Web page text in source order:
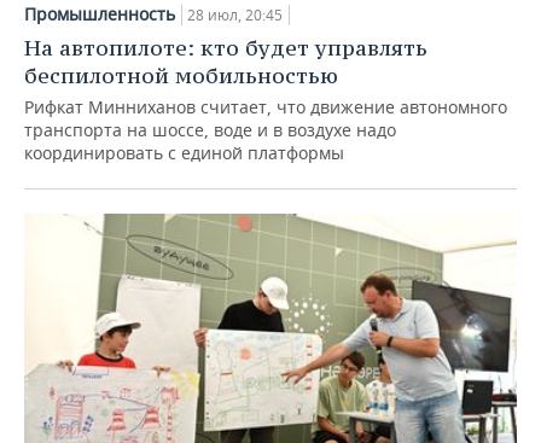
Промышленность 28 июл, 20:45
На автопилоте: кто будет управлять
беспилотной мобильностью
Рифкат Минниханов считает, что движение автономного
транспорта на шоссе, воде и в воздухе надо
координировать с единой платформы